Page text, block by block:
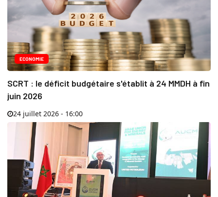
ECONOMIE
SCRT : le déficit budgétaire s'établit à 24 MMDH à fin
juin 2026
24 juillet 2026 - 16:00